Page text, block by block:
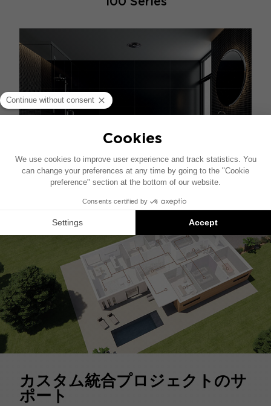
発見
カスタム統合プロジェクトのサ
ポート